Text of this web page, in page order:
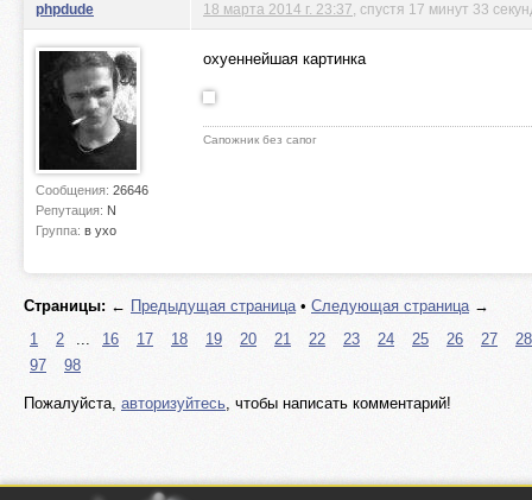
phpdude
Сообщения: 26646
Репутация: N
Группа: в ухо
18 марта 2014 г. 23:37 , спустя 17 минут 33
охуеннейшая картинка
Сапожник без сапог
Страницы: ← Предыдущая страница• Следующая страница→
1
2 ... 16 17 18 19 20 21 22 23 24 25 26 27
28
97
98
Пожалуйста, авторизуйтесь, чтобы написать комментарий!